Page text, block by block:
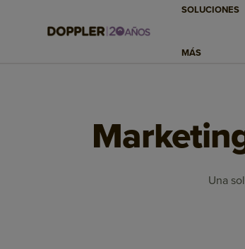
SOLUCIONES
MÁS
Una